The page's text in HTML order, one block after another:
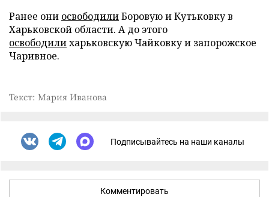
Ранее они освободилиБоровую и Кутьковку в
Харьковской области. А до этого
освободилихарьковскую Чайковку и запорожское
Чаривное.
Текст: Мария Иванова
Подписывайтесь на наши каналы
Комментировать